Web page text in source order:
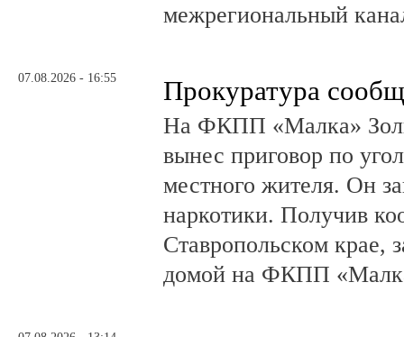
межрегиональный
07.08.2026 - 16:55 Прокуратура
На ФКПП «Малка»
вынес приговор по
местного жителя. Он
наркотики. Получив
Ставропольском крае,
домой на ФКПП